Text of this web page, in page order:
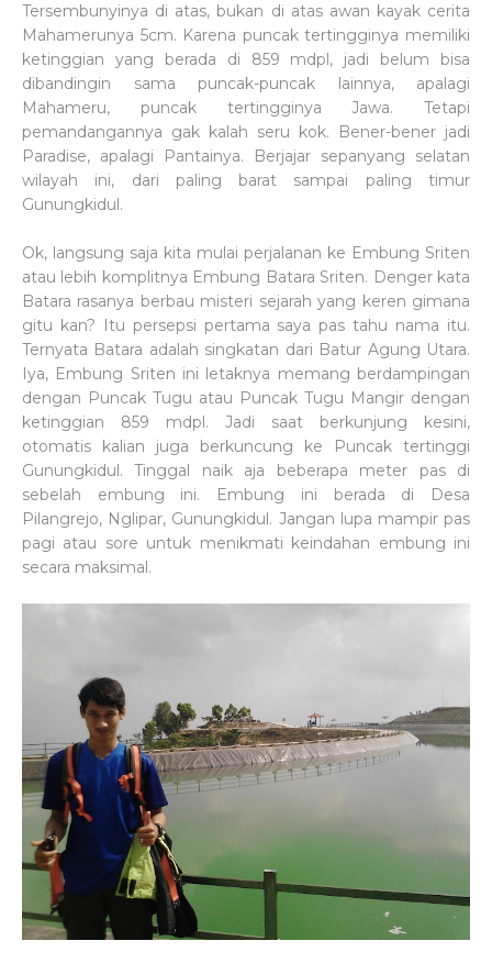
Tersembunyinya di atas, bukan di atas awan kayak cerita
Mahamerunya 5cm. Karena puncak tertingginya memiliki
ketinggian yang berada di 859 mdpl, jadi belum bisa
dibandingin sama puncak-puncak lainnya, apalagi
Mahameru, puncak tertingginya Jawa. Tetapi
pemandangannya gak kalah seru kok. Bener-bener jadi
Paradise, apalagi Pantainya. Berjajar sepanyang selatan
wilayah ini, dari paling barat sampai paling timur
Gunungkidul.
Ok, langsung saja kita mulai perjalanan ke Embung Sriten
atau lebih komplitnya Embung Batara Sriten. Denger kata
Batara rasanya berbau misteri sejarah yang keren gimana
gitu kan? Itu persepsi pertama saya pas tahu nama itu.
Ternyata Batara adalah singkatan dari Batur Agung Utara.
Iya, Embung Sriten ini letaknya memang berdampingan
dengan Puncak Tugu atau Puncak Tugu Mangir dengan
ketinggian 859 mdpl. Jadi saat berkunjung kesini,
otomatis kalian juga berkuncung ke Puncak tertinggi
Gunungkidul. Tinggal naik aja beberapa meter pas di
sebelah embung ini. Embung ini berada di Desa
Pilangrejo, Nglipar, Gunungkidul. Jangan lupa mampir pas
pagi atau sore untuk menikmati keindahan embung ini
secara maksimal.